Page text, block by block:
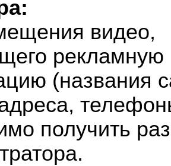
видео,
рекламную
(названия
получить